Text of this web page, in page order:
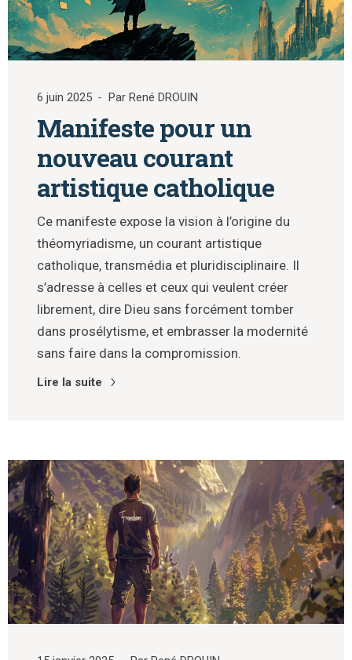
6 juin 2025 Par René DROUIN
Manifeste pour un
nouveau courant
artistique catholique
Ce manifeste expose la vision à l’origine du
théomyriadisme, un courant artistique
catholique, transmédia et pluridisciplinaire. Il
s’adresse à celles et ceux qui veulent créer
librement, dire Dieu sans forcément tomber
dans prosélytisme, et embrasser la modernité
sans faire dans la compromission.
Lire la suite